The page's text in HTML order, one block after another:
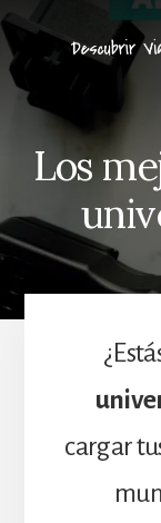
Skip
to
content
Los
cargar